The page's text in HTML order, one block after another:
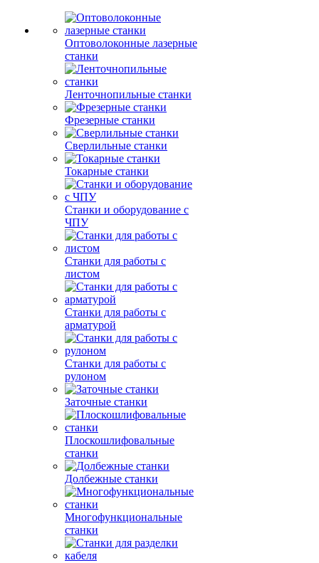
Оптоволоконные лазерные
станки
Ленточнопильные станки
Фрезерные станки
Сверлильные станки
Токарные станки
Станки и оборудование с
ЧПУ
Станки для работы с
листом
Станки для работы с
арматурой
Станки для работы с
рулоном
Заточные станки
Плоскошлифовальные
станки
Долбежные станки
Многофункциональные
станки